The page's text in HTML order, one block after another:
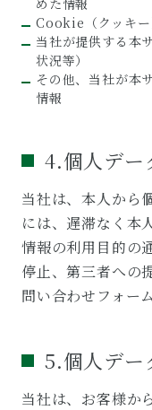
めた情報
Cookie（クッキー
当社が提供する本
状況等）
その他、当社が本
情報
4.個人デー
当社は、本人から
には、遅滞なく本
情報の利用目的の
停止、第三者への
問い合わせフォー
5.個人デー
当社は、お客様か